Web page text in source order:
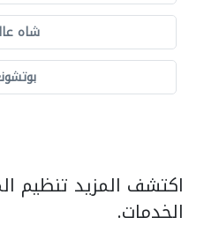
شاه
اكتشف المزيد تنظيم
الخدمات.